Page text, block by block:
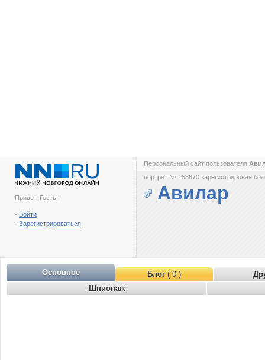
Привет, Гость !
- Войти
- Зарегистрироваться
Персональный сайт пользователя
портрет № 153670 зарегистрирован
Авилар
Основное Блог( 0 )
Шпионаж